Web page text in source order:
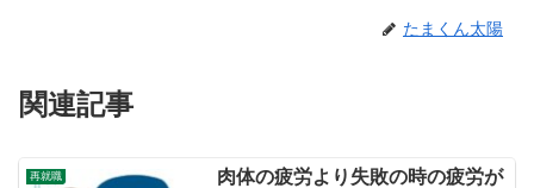
たまくん太陽
関連記事
再就職
肉体の疲労より失敗の時の疲労が